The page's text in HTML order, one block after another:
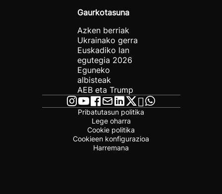
Gaurkotasuna
Azken berriak
Ukrainako gerra
Euskadiko lan
egutegia 2026
Eguneko
albisteak
AEB eta Trump
Pribatutasun politika
Lege oharra
Cookie politika
Cookieen konfigurazioa
Harremana